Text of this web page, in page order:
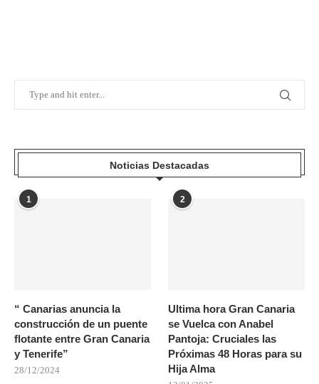
Noticias Destacadas
1
“ Canarias anuncia la
construcción de un puente
flotante entre Gran Canaria
y Tenerife”
28/12/2024
2
Ultima hora Gran Canaria
se Vuelca con Anabel
Pantoja: Cruciales las
Próximas 48 Horas para su
Hija Alma